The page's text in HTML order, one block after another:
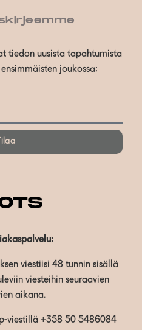
tiedon uusista tapahtumista
joukossa:
viestiisi 48 tunnin sisällä
viesteihin seuraavien
aikana.
viestillä +358 50 5486084